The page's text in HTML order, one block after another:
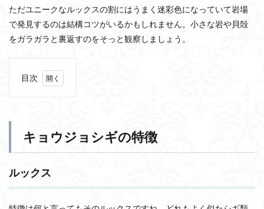
ただユニークなルックスの割にはうまく迷彩色になっていて岩場
で発見するのは結構コツがいるかもしれません。小さな岩や貝殻
をガラガラと裏返すのをそっと観察しましょう。
目次
ギの
ルッ
クス
1.2
キョウジョシギの特徴
ルックス